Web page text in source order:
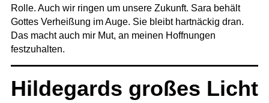
Rolle. Auch wir ringen um unsere Zukunft. Sara behält
Gottes Verheißung im Auge. Sie bleibt hartnäckig dran.
Das macht auch mir Mut, an meinen Hoffnungen
festzuhalten.
Hildegards großes Licht